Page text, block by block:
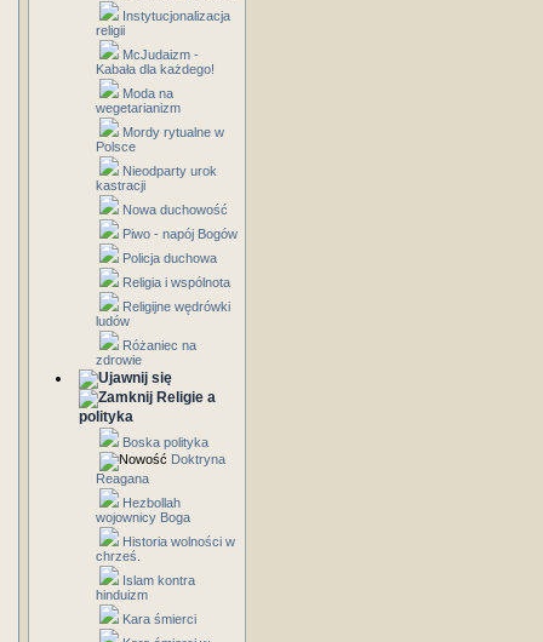
Instytucjonalizacja
religii
McJudaizm -
Kabała dla każdego!
Moda na
wegetarianizm
Mordy rytualne w
Polsce
Nieodparty urok
kastracji
Nowa duchowość
Piwo - napój Bogów
Policja duchowa
Religia i wspólnota
Religijne wędrówki
ludów
Różaniec na
zdrowie
Religie a
polityka
Boska polityka
Doktryna
Reagana
Hezbollah
wojownicy Boga
Historia wolności w
chrześ.
Islam kontra
hinduizm
Kara śmierci